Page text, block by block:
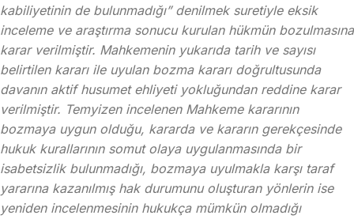
kabiliyetinin de bulunmadığı” denilmek suretiyle eksik
inceleme ve araştırma sonucu kurulan hükmün bozulmasına
karar verilmiştir. Mahkemenin yukarıda tarih ve sayısı
belirtilen kararı ile uyulan bozma kararı doğrultusunda
davanın aktif husumet ehliyeti yokluğundan reddine karar
verilmiştir. Temyizen incelenen Mahkeme kararının
bozmaya uygun olduğu, kararda ve kararın gerekçesinde
hukuk kurallarının somut olaya uygulanmasında bir
isabetsizlik bulunmadığı, bozmaya uyulmakla karşı taraf
yararına kazanılmış hak durumunu oluşturan yönlerin ise
yeniden incelenmesinin hukukça mümkün olmadığı